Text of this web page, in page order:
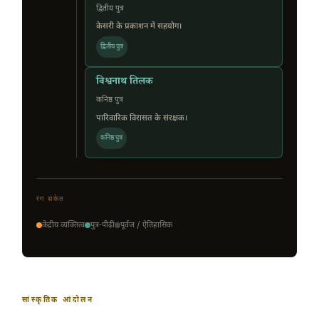
द्वितीय पुत्र
केसरी के प्रकाशन में सहयोग।
द्वितीय पुत्र
विश्वनाथ तिलक
कनिष्ठ पुत्र
पारिवारिक विरासत के संरक्षक।
कनिष्ठ पुत्र
रंग संकेत
केंद्रीय व्यक्तित्व पुत्र-पीढ़ी पूर्वज / ऐतिहासिक
सांस्कृतिक आंदोलन